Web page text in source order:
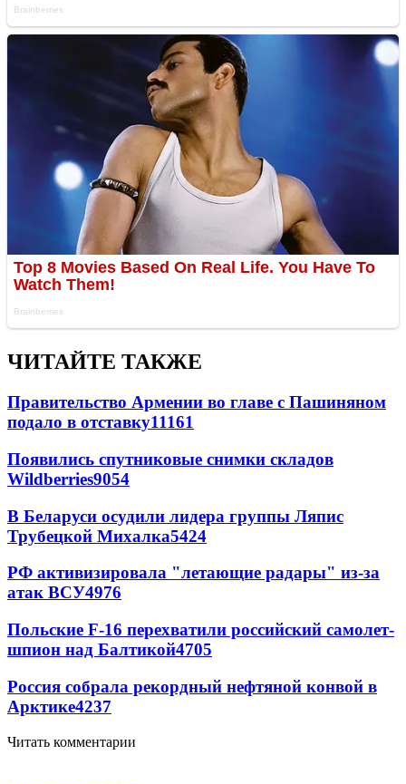
ЧИТАЙТЕ ТАКЖЕ
Правительство Армении во главе с Пашиняном
подало в отставку11161
Появились спутниковые снимки складов
Wildberries9054
В Беларуси осудили лидера группы Ляпис
Трубецкой Михалка5424
РФ активизировала "летающие радары" из-за
атак ВСУ4976
Польские F-16 перехватили российский самолет-
шпион над Балтикой4705
Россия собрала рекордный нефтяной конвой в
Арктике4237
Читать комментарии